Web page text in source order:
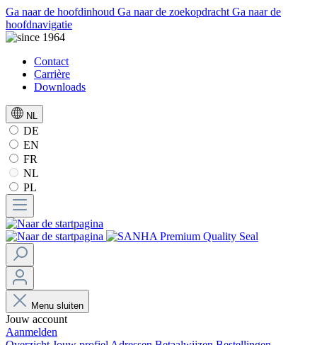
Ga naar de hoofdinhoud Ga naar de zoekopdracht Ga naar de
hoofdnavigatie
Contact
Carrière
Downloads
NL
DE
EN
FR
NL
PL
Menu sluiten
Jouw account
Aanmelden